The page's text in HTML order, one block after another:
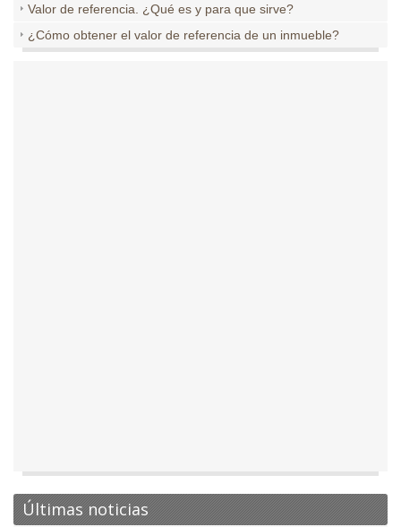
Valor de referencia. ¿Qué es y para que sirve?
¿Cómo obtener el valor de referencia de un inmueble?
Últimas noticias